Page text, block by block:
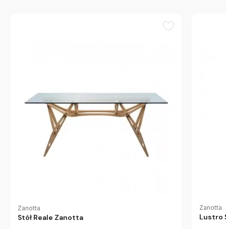
Zanotta
Stół Reale Zanotta
Zanotta
Lustro